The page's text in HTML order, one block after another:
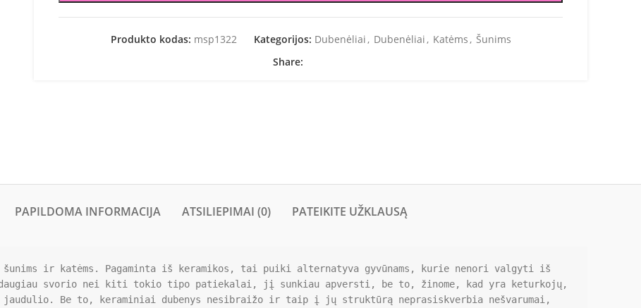
Produkto kodas: msp1322 Kategorijos: Dubenėliai , Dubenėliai , Katėms , Šunims
Share:
PAPILDOMA INFORMACIJA ATSILIEPIMAI (0) PATEIKITE UŽKLAUSĄ
šunims ir katėms. Pagaminta iš keramikos, tai puiki alternatyva gyvūnams, kurie nenori valgyti iš
svorio nei kiti tokio tipo patiekalai, jį sunkiau apversti, be to, žinome, kad yra keturkojų,
Be to, keraminiai dubenys nesibraižo ir taip į jų struktūrą neprasiskverbia nešvarumai,